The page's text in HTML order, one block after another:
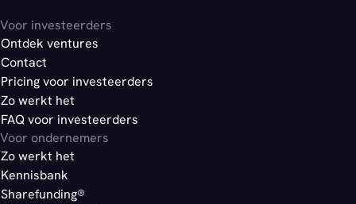
Voor investeerders
Ontdek ventures
Contact
Pricing voor investeerders
Zo werkt het
FAQ voor investeerders
Voor ondernemers
Zo werkt het
Kennisbank
Sharefunding®